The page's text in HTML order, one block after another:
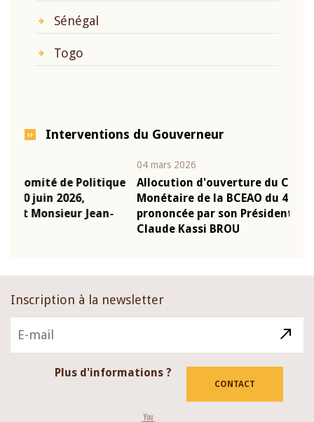
Sénégal
Togo
Interventions du Gouverneur
Allocution d'ouverture du Comité de Politique
Monétaire de la BCEAO du 4 mars 2026,
prononcée par son Président Monsieur Jean-
Inscription à la newsletter
Plus d'informations ?
CONTACT